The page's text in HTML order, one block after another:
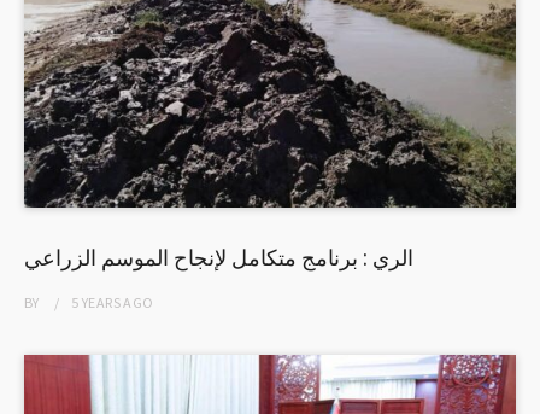
الري : برنامج متكامل لإنجاح الموسم الزراعي
BY 5 YEARSAGO